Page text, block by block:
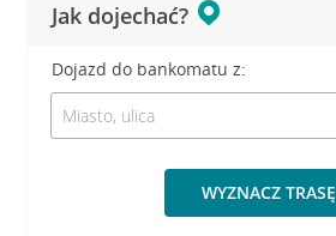
Jak dojechać?
Dojazd do bankomatu z:
WYZNACZ TRASĘ